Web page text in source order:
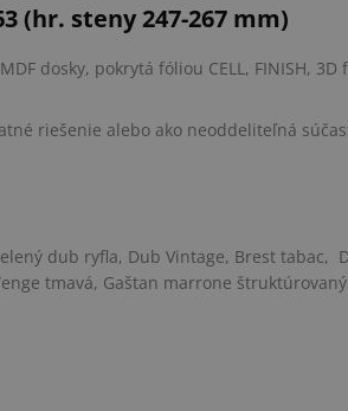
(hr. steny 247-267 mm)
dosky, pokrytá fóliou CELL, FINISH,
riešenie alebo ako neoddeliteľná
dub ryfla, Dub Vintage, Brest tabac,
tmavá, Gaštan marrone